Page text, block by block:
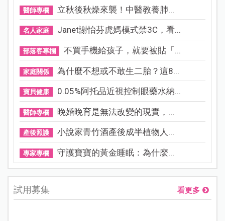
醫師專欄 立秋後秋燥來襲！中醫教養肺...
名人家庭 Janet謝怡芬虎媽模式禁3C，看...
部落客專欄 不買手機給孩子，就要被貼「...
家庭關係 為什麼不想或不敢生二胎？這8...
寶貝健康 0.05%阿托品近視控制眼藥水納...
醫師專欄 晚婚晚育是無法改變的現實，...
產後照護 小說家青竹酒產後成半植物人...
專家專欄 守護寶寶的黃金睡眠：為什麼...
試用募集 看更多